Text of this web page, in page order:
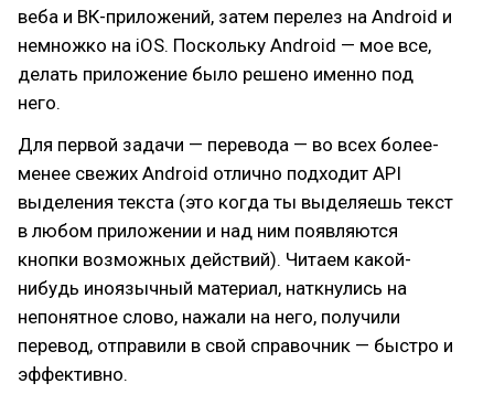
веба и ВК-приложений, затем перелез на Android и
немножко на iOS. Поскольку Android — мое все,
делать приложение было решено именно под
него.
Для первой задачи — перевода — во всех более-
менее свежих Android отлично подходит API
выделения текста (это когда ты выделяешь текст
в любом приложении и над ним появляются
кнопки возможных действий). Читаем какой-
нибудь иноязычный материал, наткнулись на
непонятное слово, нажали на него, получили
перевод, отправили в свой справочник — быстро и
эффективно.